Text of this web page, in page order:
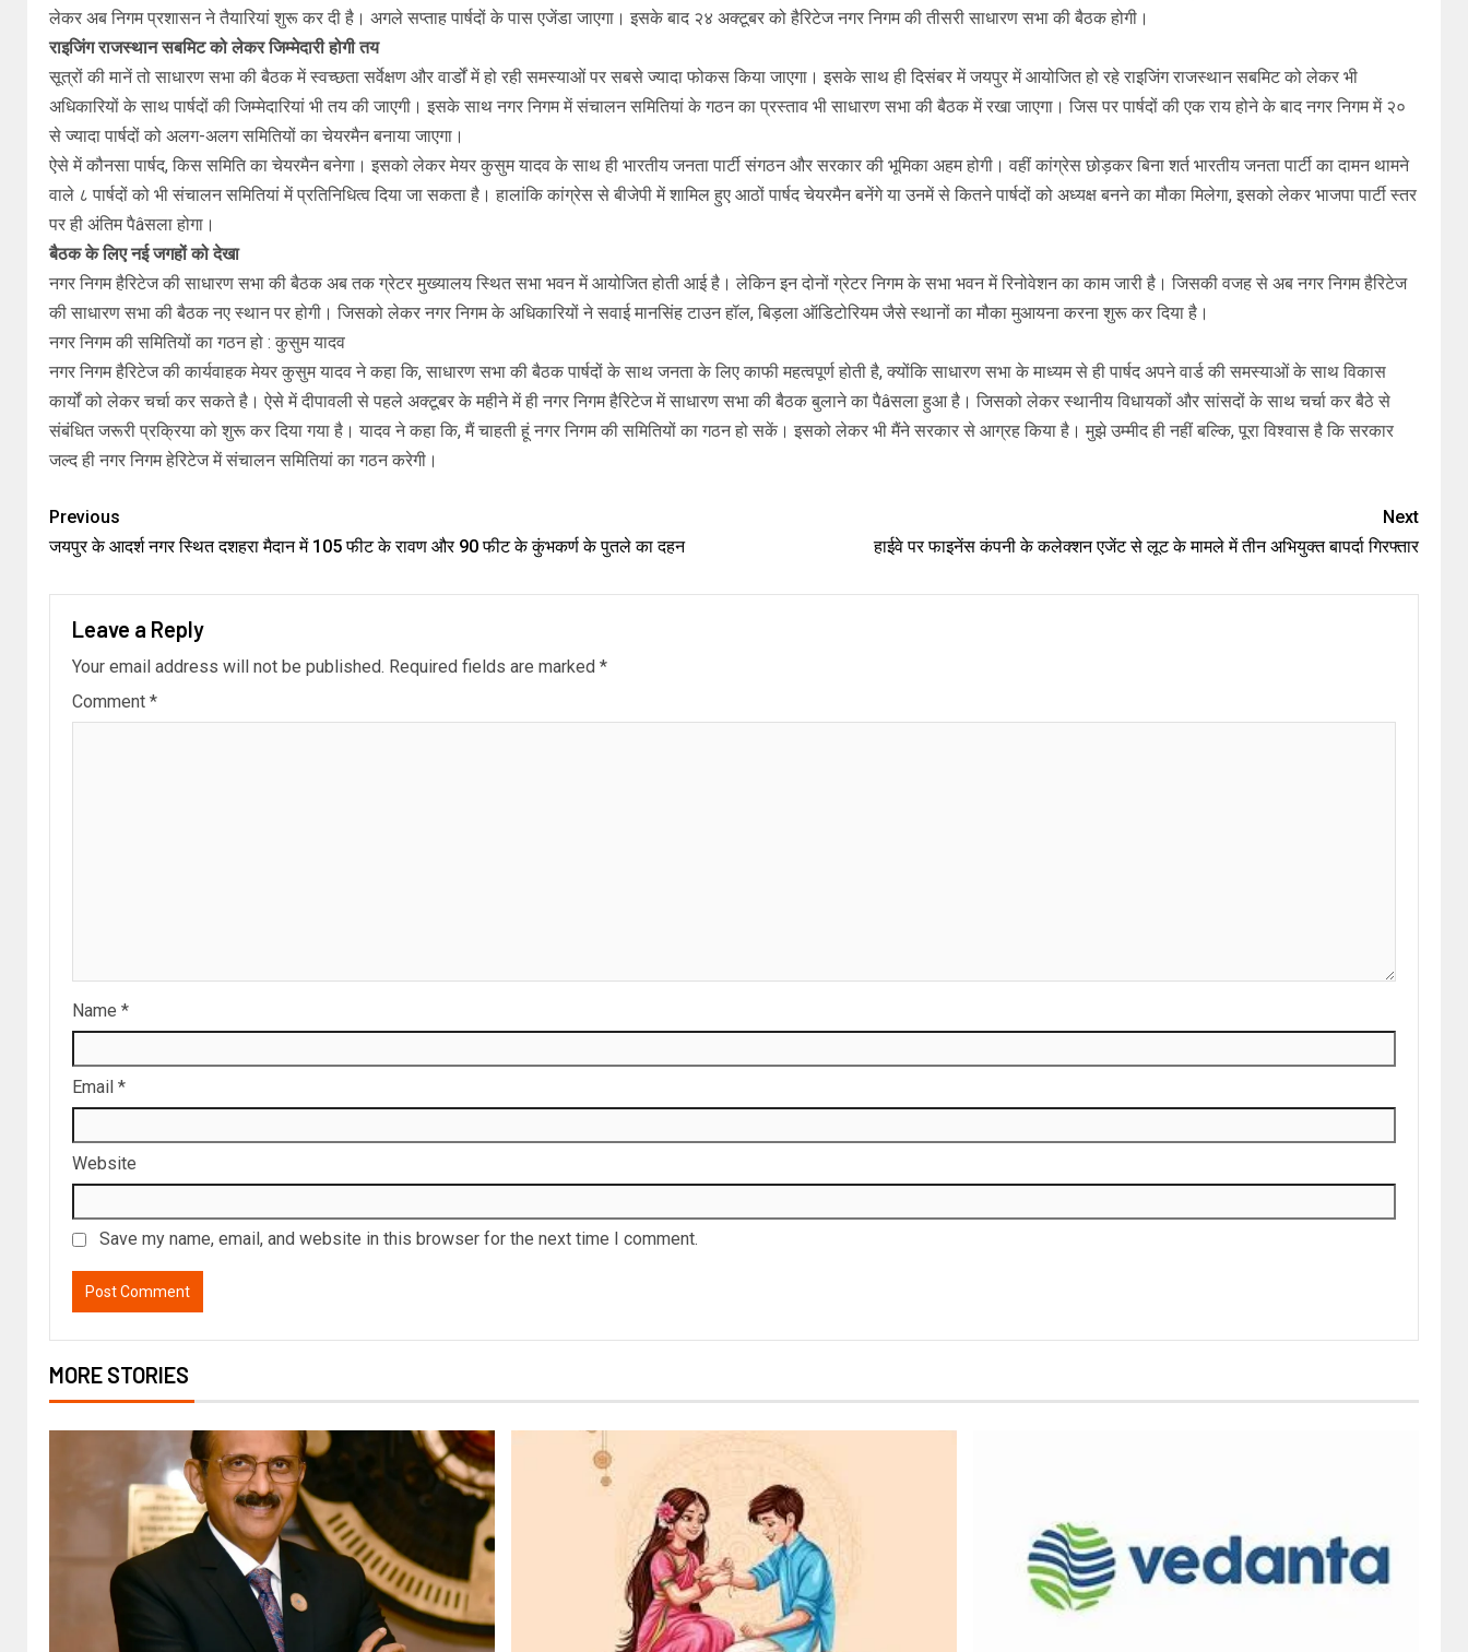
लेकर अब निगम प्रशासन ने तैयारियां शुरू कर दी है। अगले सप्ताह पार्षदों के पास एजेंडा जाएगा। इसके बाद २४ अक्टूबर को हैरिटेज नगर निगम की तीसरी साधारण सभा की बैठक होगी।
राइजिंग राजस्थान सबमिट को लेकर जिम्मेदारी होगी तय
सूत्रों की मानें तो साधारण सभा की बैठक में स्वच्छता सर्वेक्षण और वार्डों में हो रही समस्याओं पर सबसे ज्यादा फोकस किया जाएगा। इसके साथ ही दिसंबर में जयपुर में आयोजित हो रहे राइजिंग राजस्थान सबमिट को लेकर भी
अधिकारियों के साथ पार्षदों की जिम्मेदारियां भी तय की जाएगी। इसके साथ नगर निगम में संचालन समितियां के गठन का प्रस्ताव भी साधारण सभा की बैठक में रखा जाएगा। जिस पर पार्षदों की एक राय होने के बाद नगर निगम में २०
से ज्यादा पार्षदों को अलग-अलग समितियों का चेयरमैन बनाया जाएगा।
ऐसे में कौनसा पार्षद, किस समिति का चेयरमैन बनेगा। इसको लेकर मेयर कुसुम यादव के साथ ही भारतीय जनता पार्टी संगठन और सरकार की भूमिका अहम होगी। वहीं कांग्रेस छोड़कर बिना शर्त भारतीय जनता पार्टी का दामन थामने
वाले ८ पार्षदों को भी संचालन समितियां में प्रतिनिधित्व दिया जा सकता है। हालांकि कांग्रेस से बीजेपी में शामिल हुए आठों पार्षद चेयरमैन बनेंगे या उनमें से कितने पार्षदों को अध्यक्ष बनने का मौका मिलेगा, इसको लेकर भाजपा पार्टी स्तर
पर ही अंतिम पैâसला होगा।
बैठक के लिए नई जगहों को देखा
नगर निगम हैरिटेज की साधारण सभा की बैठक अब तक ग्रेटर मुख्यालय स्थित सभा भवन में आयोजित होती आई है। लेकिन इन दोनों ग्रेटर निगम के सभा भवन में रिनोवेशन का काम जारी है। जिसकी वजह से अब नगर निगम हैरिटेज
की साधारण सभा की बैठक नए स्थान पर होगी। जिसको लेकर नगर निगम के अधिकारियों ने सवाई मानसिंह टाउन हॉल, बिड़ला ऑडिटोरियम जैसे स्थानों का मौका मुआयना करना शुरू कर दिया है।
नगर निगम की समितियों का गठन हो : कुसुम यादव
नगर निगम हैरिटेज की कार्यवाहक मेयर कुसुम यादव ने कहा कि, साधारण सभा की बैठक पार्षदों के साथ जनता के लिए काफी महत्वपूर्ण होती है, क्योंकि साधारण सभा के माध्यम से ही पार्षद अपने वार्ड की समस्याओं के साथ विकास
कार्यों को लेकर चर्चा कर सकते है। ऐसे में दीपावली से पहले अक्टूबर के महीने में ही नगर निगम हैरिटेज में साधारण सभा की बैठक बुलाने का पैâसला हुआ है। जिसको लेकर स्थानीय विधायकों और सांसदों के साथ चर्चा कर बैठे से
संबंधित जरूरी प्रक्रिया को शुरू कर दिया गया है। यादव ने कहा कि, मैं चाहती हूं नगर निगम की समितियों का गठन हो सकें। इसको लेकर भी मैंने सरकार से आग्रह किया है। मुझे उम्मीद ही नहीं बल्कि, पूरा विश्वास है कि सरकार
जल्द ही नगर निगम हेरिटेज में संचालन समितियां का गठन करेगी।
Previous
जयपुर के आदर्श नगर स्थित दशहरा मैदान में 105 फीट के रावण और 90 फीट के कुंभकर्ण के पुतले का दहन
Next
हाईवे पर फाइनेंस कंपनी के कलेक्शन एजेंट से लूट के मामले में तीन अभियुक्त बापर्दा गिरफ्तार
Leave a Reply
Your email address will not be published. Required fields are marked *
Comment *
Name *
Email *
Website
Save my name, email, and website in this browser for the next time I comment.
MORE STORIES